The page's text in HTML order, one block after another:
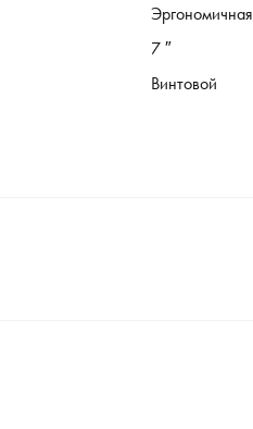
Эргономичная
7 ″
Винтовой